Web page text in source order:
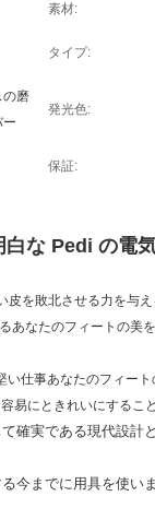
素材:
タイプ:
の磨
ー
発光色:
保証:
な Pedi の電
を敗北させる力を与え
あなたのフィートの美
仕事あなたのフィー
易にときれいにするこ
確実である現代設計
今までに用具を使いま